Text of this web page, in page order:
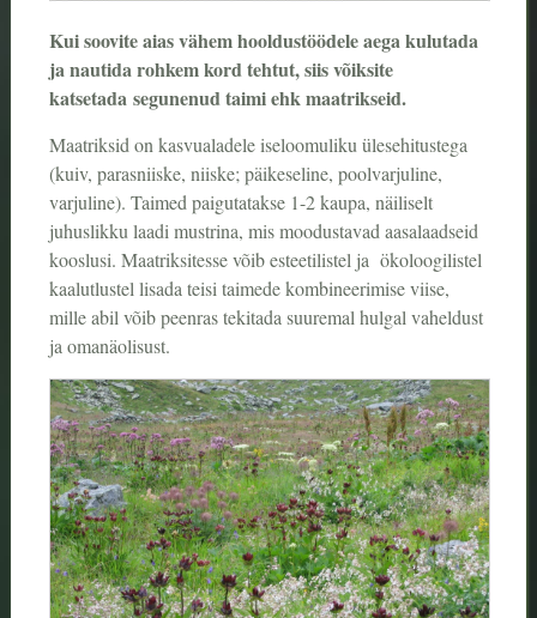
Kui soovite aias vähem hooldustöödele aega kulutada
ja nautida rohkem kord tehtut, siis võiksite
katsetada segunenud taimi ehk maatrikseid.
Maatriksid on kasvualadele iseloomuliku ülesehitustega
(kuiv, parasniiske, niiske; päikeseline, poolvarjuline,
varjuline). Taimed paigutatakse 1-2 kaupa, näiliselt
juhuslikku laadi mustrina, mis moodustavad aasalaadseid
kooslusi. Maatriksitesse võib esteetilistel ja ökoloogilistel
kaalutlustel lisada teisi taimede kombineerimise viise,
mille abil võib peenras tekitada suuremal hulgal vaheldust
ja omanäolisust.